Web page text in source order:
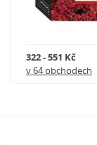
322 - 551 Kč
v 64 obchodech